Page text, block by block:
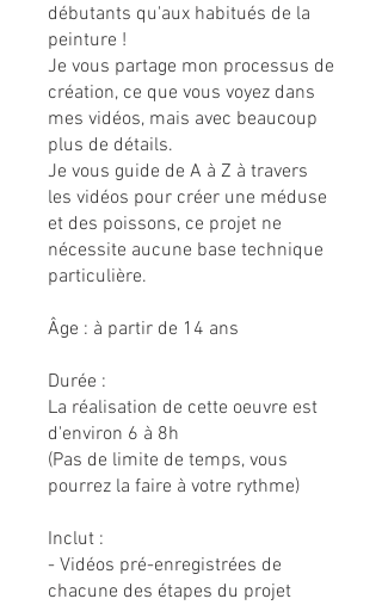
débutants qu'aux habitués de la
peinture !
Je vous partage mon processus de
création, ce que vous voyez dans
mes vidéos, mais avec beaucoup
plus de détails.
Je vous guide de A à Z à travers
les vidéos pour créer une méduse
et des poissons, ce projet ne
nécessite aucune base technique
particulière.
Âge : à partir de 14 ans
Durée :
La réalisation de cette oeuvre est
d'environ 6 à 8h
(Pas de limite de temps, vous
pourrez la faire à votre rythme)
Inclut :
- Vidéos pré-enregistrées de
chacune des étapes du projet